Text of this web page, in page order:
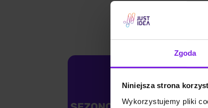
Zgoda
Niniejsza strona
Wykorzystujemy pliki